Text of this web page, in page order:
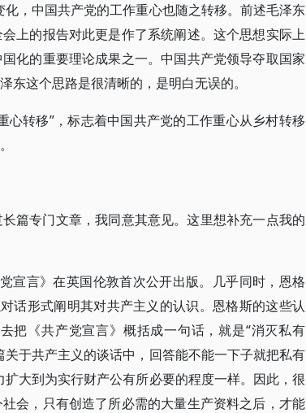
，中国共产党的工作重心也随之转移。前述毛泽东
上的报告对此更是作了系统阐述。这个思想实际上
化的重要理论成果之一。中国共产党领导夺取国家
这个思路是很清晰的，是明白无误的。
转移”，标志着中国共产党的工作重心从乡村转移
篇专门文章，我同意其意见。这里想补充一点我的
宣言》在英国伦敦首次公开出版。几乎同时，恩格
话形式阐明其对共产主义的认识。恩格斯的这些认
把《共产党宣言》概括成一句话，就是“消灭私有
于共产主义的谈话中，回答能不能一下子就把私有
大到为实行财产公有所必要的程度一样。因此，很
会，只有创造了所必需的大量生产资料之后，才能